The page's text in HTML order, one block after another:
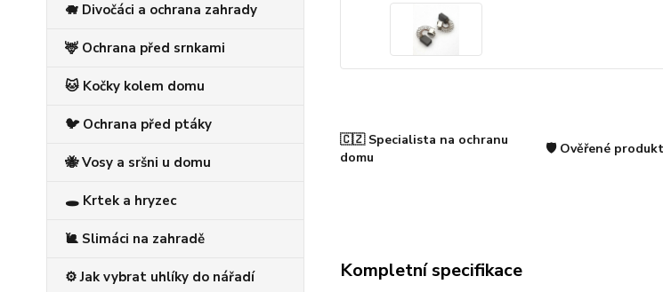
🐗 Divočáci a ochrana zahrady
🦌 Ochrana před srnkami
🐱 Kočky kolem domu
🐦 Ochrana před ptáky
🐝 Vosy a sršni u domu
🕳️ Krtek a hryzec
🐌 Slimáci na zahradě
⚙️ Jak vybrat uhlíky do nářadí
🇨🇿 Specialista na ochranu
domu
🛡️ Ověřené
Kompletní specifikace